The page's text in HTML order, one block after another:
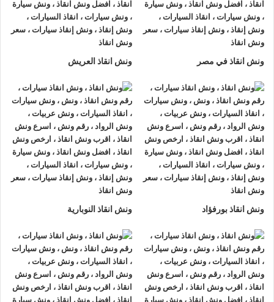
وبأسعار معقولة ، وخدمةإنقاذ السياراتفي الاميرية و على جميع
الطرق و لدينا فريق من السائقين الوناشين ذوي الخبرة والمدربين
لتزويدك بأفضل مساعدة على الطريق و تقديم خدمات الانقاذ
السريع.
ونش إنقاذ سياراتمن شركةالرواد لإنقاذ السياراتيقدم تجربة
فريدةلإنقاذ السيارات، تمتع بتجربةونش انقاذ سياراتمنونش
انقاذ الروادوأحصل على خصم 50% ، لدينا ونش انقاذمزود بأجهزة
تتبع GPS لأمانك وأمان سيارتك.
اتصل بخدمة العملاء التابعة لنا على مدار 24 ساعة الآن للحصول
علىأقرب ونش انقاذمن موقعك في الاميرية فريق المساعدة على
أهبة الاستعداد و جاهز دائما لمساعدتك في أي وقت من النهار أو
الليل 24/7/365 تشمل خدمات
انقاذ السيارات في الاميرية
يلي:
1- السرعة
يصلكونش انقاذ السيارات
بسرعة فائقة خلال 30 دقيقة بحد اقصي
فور طلبك لـونش إنقاذ سياراتمن أجل إنقاذ السياراتالمُعطّلة في
ونش انقاذ في مصر ونش انقاذ العريش
ونش انقاذ بورفؤاد ونش انقاذ النوبارية